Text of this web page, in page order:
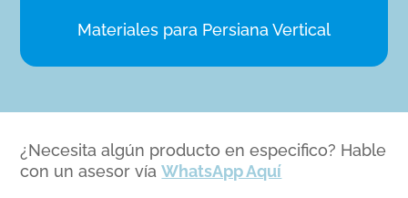
Materiales para Persiana Vertical
¿Necesita algún producto en especifico? Hable
con un asesor víaWhatsApp Aquí